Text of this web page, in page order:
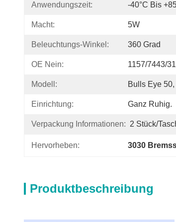
Anwendungszeit: -40°C Bis
Macht: 5W
Beleuchtungs-Winkel: 360 Grad
OE Nein: 1157/7443/
Modell: Bulls Eye
Einrichtung: Ganz Ruhig.
Verpackung Informationen: 2 Stück/
Hervorheben: 3030
Produktbeschreibung